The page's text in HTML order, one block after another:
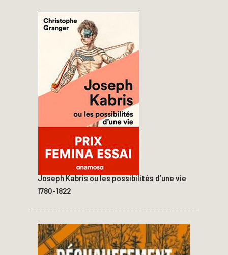
Joseph Kabris ou les possibilités d’une vie
1780-1822